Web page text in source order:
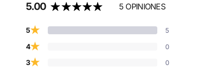
5.00 5 OPINIONES
5★ 5
4★ 0
3★ 0